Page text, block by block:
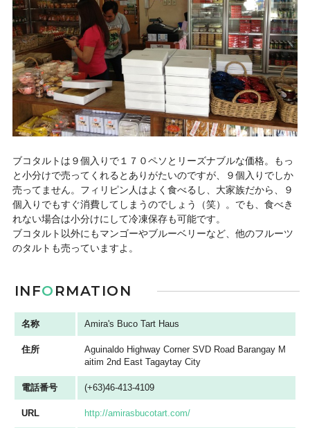
ブコタルトは９個入りで１７０ペソとリーズナブルな価格。もっ
と小分けで売ってくれるとありがたいのですが、９個入りでしか
売ってません。フィリピン人はよく食べるし、大家族だから、９
個入りでもすぐ消費してしまうのでしょう（笑）。でも、食べき
れない場合は小分けにして冷凍保存も可能です。
ブコタルト以外にもマンゴーやブルーベリーなど、他のフルーツ
のタルトも売っていますよ。
INFO RMATION
名称 Amira's Buco Tart Haus
住所
Aguinaldo Highway Corner SVD Road Barangay M
aitim 2nd East Tagaytay City
電話番号 (+63)46-413-4109
URL http://amirasbucotart.com/